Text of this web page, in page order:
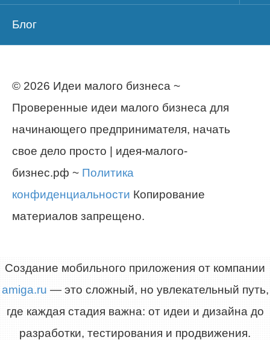
Блог
© 2026 Идеи малого бизнеса ~
Проверенные идеи малого бизнеса для
начинающего предпринимателя, начать
свое дело просто | идея-малого-
бизнес.рф ~ Политика
конфиденциальности Копирование
материалов запрещено.
Создание мобильного приложения от компании
amiga.ru — это сложный, но увлекательный путь,
где каждая стадия важна: от идеи и дизайна до
разработки, тестирования и продвижения.